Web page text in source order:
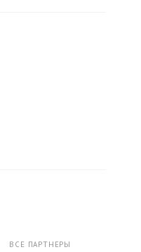
ВСЕ ПАРТНЕРЫ